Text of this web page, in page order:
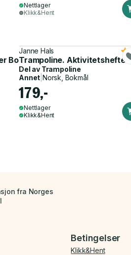
Nettlager
Klikk&Hent
Booster
Janne Hals
Trampoline. Aktivitetshefte
Del av Trampoline
Annet Norsk, Bokmål
179,-
Nettlager
Klikk&Hent
fra Norges
Betingelser
Klikk&Hent